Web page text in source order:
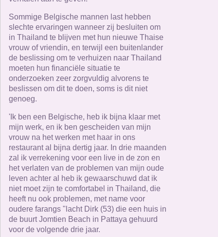
Sommige Belgische mannen last hebben
slechte ervaringen wanneer zij besluiten om
in Thailand te blijven met hun nieuwe Thaise
vrouw of vriendin, en terwijl een buitenlander
de beslissing om te verhuizen naar Thailand
moeten hun financiële situatie te
onderzoeken zeer zorgvuldig alvorens te
beslissen om dit te doen, soms is dit niet
genoeg.
'Ik ben een Belgische, heb ik bijna klaar met
mijn werk, en ik ben gescheiden van mijn
vrouw na het werken met haar in ons
restaurant al bijna dertig jaar. In drie maanden
zal ik verrekening voor een live in de zon en
het verlaten van de problemen van mijn oude
leven achter al heb ik gewaarschuwd dat ik
niet moet zijn te comfortabel in Thailand, die
heeft nu ook problemen, met name voor
oudere farangs "lacht Dirk (53) die een huis in
de buurt Jomtien Beach in Pattaya gehuurd
voor de volgende drie jaar.